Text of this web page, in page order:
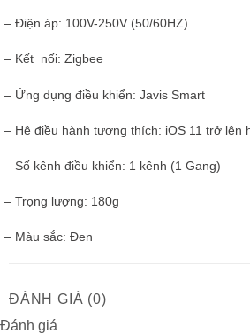
– Điện áp: 100V-250V (50/60HZ)
– Kết nối: Zigbee
– Ứng dụng điều khiển: Javis Smart
– Hệ điều hành tương thích: iOS 11 trở lên
– Số kênh điều khiển: 1 kênh (1 Gang)
– Trọng lượng: 180g
– Màu sắc: Đen
ĐÁNH GIÁ (0)
Đánh giá